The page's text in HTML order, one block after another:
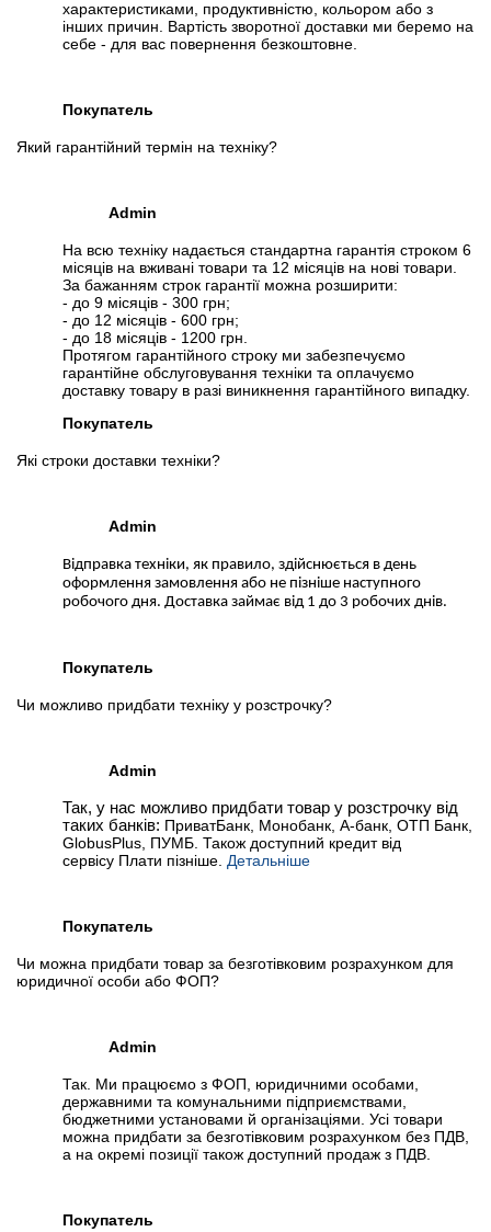
Запит оптової ціни
Слідкувати на Facebook
характеристиками, продуктивністю, кольором або з
інших причин. Вартість зворотної доставки ми беремо на
себе - для вас повернення безкоштовне.
Покупатель
Який гарантійний термін на техніку?
Admin
На всю техніку надається стандартна гарантія строком 6
місяців на вживані товари та 12 місяців на нові товари.
За бажанням строк гарантії можна розширити:
- до 9 місяців - 300 грн;
- до 12 місяців - 600 грн;
- до 18 місяців - 1200 грн.
Протягом гарантійного строку ми забезпечуємо
гарантійне обслуговування техніки та оплачуємо
доставку товару в разі виникнення гарантійного випадку.
Покупатель
Які строки доставки техніки?
Admin
Відправка техніки, як правило, здійснюється в день
оформлення замовлення або не пізніше наступного
робочого дня. Доставка займає від 1 до 3 робочих днів.
Покупатель
Чи можливо придбати техніку у розстрочку?
Admin
Так, у нас можливо придбати товар у розстрочку від
таких банків: ПриватБанк, Монобанк, А-банк, ОТП Банк,
GlobusPlus, ПУМБ. Також доступний кредит від
сервісу Плати пізніше. Детальніше
Покупатель
Чи можна придбати товар за безготівковим розрахунком для
юридичної особи або ФОП?
Admin
Так. Ми працюємо з ФОП, юридичними особами,
державними та комунальними підприємствами,
бюджетними установами й організаціями. Усі товари
можна придбати за безготівковим розрахунком без ПДВ,
а на окремі позиції також доступний продаж з ПДВ.
Покупатель